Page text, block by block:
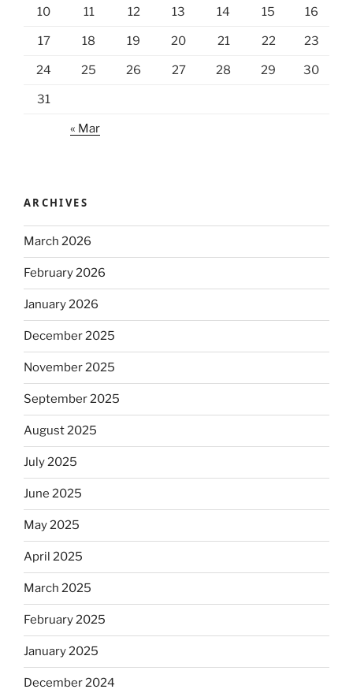
10 11 12 13 14 15 16
17 18 19 20 21 22 23
24 25 26 27 28 29 30
31
« Mar
ARCHIVES
March 2026
February 2026
January 2026
December 2025
November 2025
September 2025
August 2025
July 2025
June 2025
May 2025
April 2025
March 2025
February 2025
January 2025
December 2024